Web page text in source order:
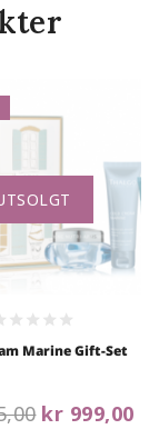
Marine Gift-Set
kr 999,00